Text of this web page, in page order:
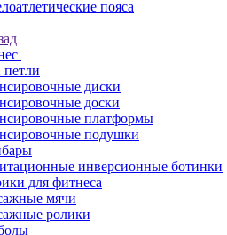
пояса
диски
доски
платформы
подушки
инверсионные ботинки
для фитнеса
мячи
ролики